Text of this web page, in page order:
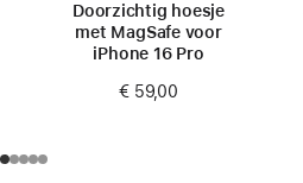
Doorzichtig hoesje
met MagSafe voor
iPhone 16 Pro
€ 59,00